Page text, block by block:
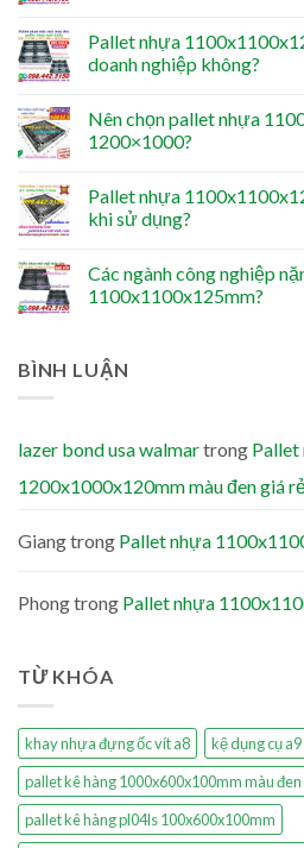
Pallet nhựa
doanh nghiệp không?
Nên chọn pallet nhựa
1200×1000?
Pallet nhựa
khi sử dụng?
Các ngành công nghiệp
1100x1100x125mm?
BÌNH LUẬN
lazer bond usa walmartrong Pallet
1200x1000x120mm màu đen giá
Giangtrong Pallet nhựa
Phongtrong Pallet nhựa
TỪ KHÓA
khay nhựa đựng ốc vít a8
kệ dụng cụ a9
pallet kê hàng 1000x600x100mm màu đen
pallet kê hàng pl04ls 100x600x100mm